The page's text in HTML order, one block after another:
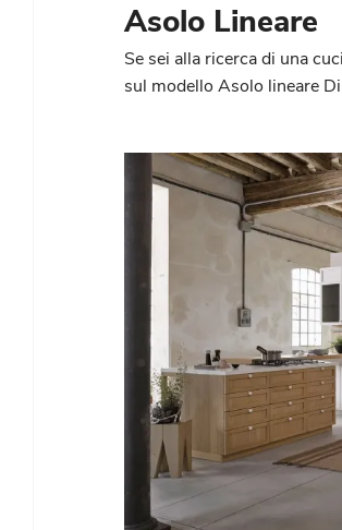
Asolo Lineare
Se sei alla ricerca di una
sul modello Asolo lineare